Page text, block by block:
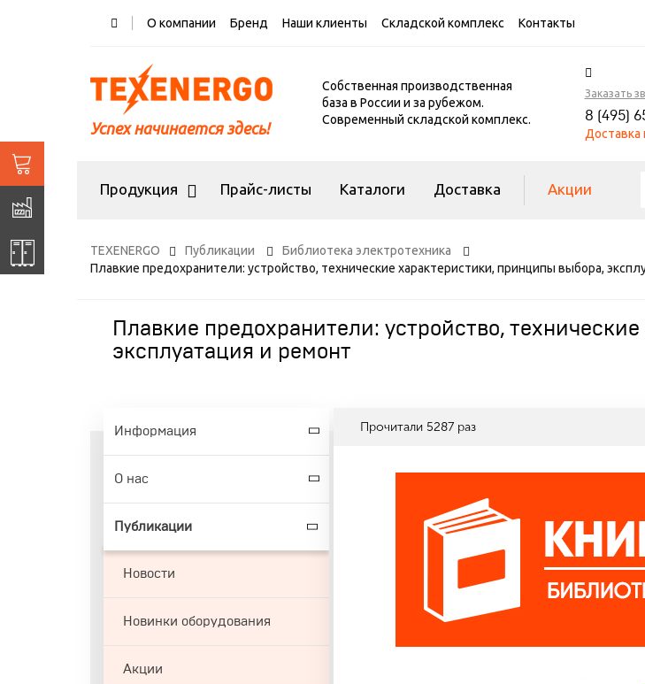
О компании Бренд Наши клиенты Складской комплекс Контакты
Успех начинается здесь!
Собственная производственная
база в России и за рубежом.
Современный складской комплекс.
Заказать
8 (495)
Доставка
Продукция Прайс-листы Каталоги Доставка Акции
TEXENERGO Публикации
Библиотека электротехника
Плавкие предохранители: устройство, технические характеристики, принципы выбора,
Плавкие предохранители: устройство,
эксплуатация и ремонт
Информация
О нас
Публикации
Новости
Новинки оборудования
Акции
Прочитали 5287 раз